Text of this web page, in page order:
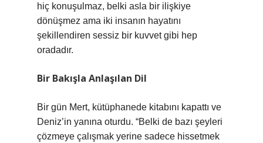
hiç konuşulmaz, belki asla bir ilişkiye
dönüşmez ama iki insanın hayatını
şekillendiren sessiz bir kuvvet gibi hep
oradadır.
Bir Bakışla Anlaşılan Dil
Bir gün Mert, kütüphanede kitabını kapattı ve
Deniz’in yanına oturdu. “Belki de bazı şeyleri
çözmeye çalışmak yerine sadece hissetmek